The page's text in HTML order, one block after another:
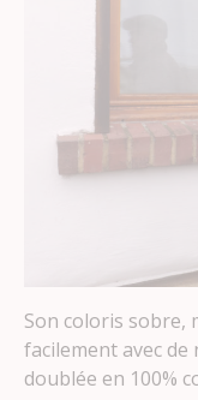
Son coloris sobre,
facilement avec
doublée en 100%